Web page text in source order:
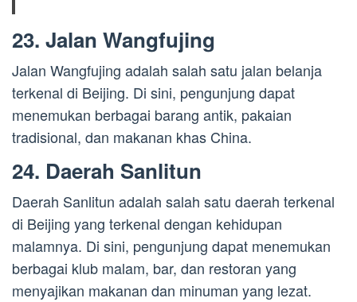
23. Jalan Wangfujing
Jalan Wangfujing adalah salah satu jalan belanja
terkenal di Beijing. Di sini, pengunjung dapat
menemukan berbagai barang antik, pakaian
tradisional, dan makanan khas China.
24. Daerah Sanlitun
Daerah Sanlitun adalah salah satu daerah terkenal
di Beijing yang terkenal dengan kehidupan
malamnya. Di sini, pengunjung dapat menemukan
berbagai klub malam, bar, dan restoran yang
menyajikan makanan dan minuman yang lezat.